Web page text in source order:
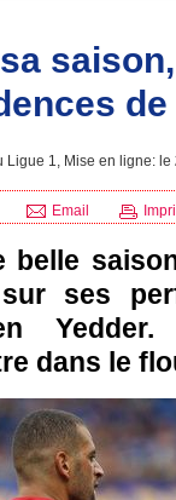
Ligue 1, Mise en ligne: le
Email
belle
ses
dans le